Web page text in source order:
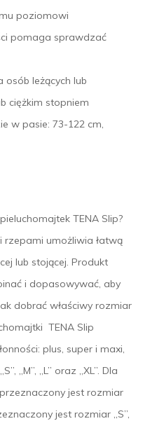
poziomowi
pomaga sprawdzać
produktu
leżących lub
ciężkim stopniem
w pasie: 73-122 cm,
TENA Slip?
umożliwia łatwą
lub stojącej. Produkt
i dopasowywać, aby
dobrać właściwy rozmiar
TENA Slip
plus, super i maxi,
„M”, „L” oraz „XL”. Dla
jest rozmiar
jest rozmiar „S”,